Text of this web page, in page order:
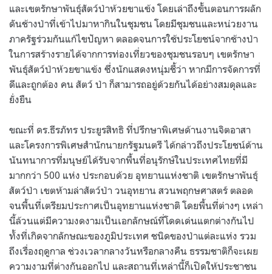
และเขตรักษาพันธุ์สัตว์ป่าห้วยขาแข้ง โดยเล่าถึงขั้นตอนการผลัก
ดันช้างป่าที่เข้าไปมาหากินในชุมชน โดยมีชุมชนและหน่วยงาน
ภาครัฐร่วมกันแก้ไขปัญหา ตลอดจนการใช้ประโยชน์จากช้างป่า
ในการสร้างรายได้จากการท่องเที่ยวของชุมชนรอบๆ เขตรักษา
พันธุ์สัตว์ป่าห้วยขาแข้ง ซึ่งนักแสดงหนุ่มชี้ว่า หากมีการจัดการที่
ดีและถูกต้อง คน สัตว์ ป่า ก็สามารถอยู่ด้วยกันได้อย่างสมดุลและ
ยั่งยืน
ขณะที่ ดร.ธีรภัทร ประยูรสิทธิ ที่ปรึกษาพิเศษด้านงานจิตอาสา
และโครงการพิเศษสำนักนายกรัฐมนตรี ได้กล่าวถึงประโยชน์ด้าน
นันทนาการที่มนุษย์ได้รับจากพื้นที่อนุรักษ์ในประเทศไทยที่มี
มากกว่า 500 แห่ง ประกอบด้วย อุทยานแห่งชาติ เขตรักษาพันธุ์
สัตว์ป่า เขตห้ามล่าสัตว์ป่า วนอุทยาน สวนพฤกษศาสตร์ ตลอด
จนพื้นที่เตรียมประกาศเป็นอุทยานแห่งชาติ โดยพื้นที่ต่างๆ เหล่า
นี้ล้วนแต่มีความงดงามเป็นเอกลักษณ์ที่โดดเด่นแตกต่างกันไป
ทั้งที่เกิดจากลักษณะของภูมิประเทศ ชนิดของป่าแต่ละแห่ง รวม
ถึงเรื่องฤดูกาล ช่วงเวลากลางวันหรือกลางคืน ธรรมชาติก็จะเผย
ความงามที่ต่างกันออกไป และสถานที่เหล่านี้ก็เปิดให้ประชาชน